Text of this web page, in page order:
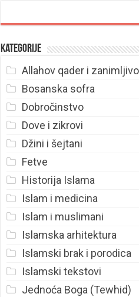
Kategorije
Allahov qader i
Bosanska sofra
Dobročinstvo
Dove i zikrovi
Džini i šejtani
Fetve
Historija Islama
Islam i medicina
Islam i muslimani
Islamska arhitektura
Islamski brak i porodica
Islamski tekstovi
Jednoća Boga (Tewhid)